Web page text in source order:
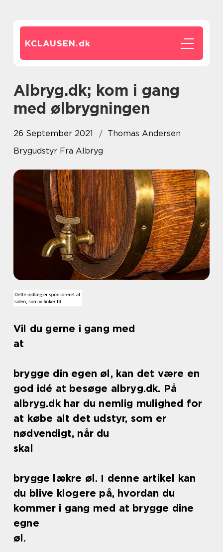
KCLAUSEN.dk
Albryg.dk; kom i gang
med ølbrygningen
26 September 2021
Thomas Andersen
Brygudstyr Fra Albryg
Vil du gerne i gang med
at
brygge din egen øl, kan det være en
god idé at besøge albryg.dk. På
albryg.dk har du nemlig mulighed for
at købe alt det udstyr, som er
nødvendigt, når du
skal
brygge lækre øl. I denne artikel kan
du blive klogere på, hvordan du
kommer i gang med at brygge dine
egne
øl.